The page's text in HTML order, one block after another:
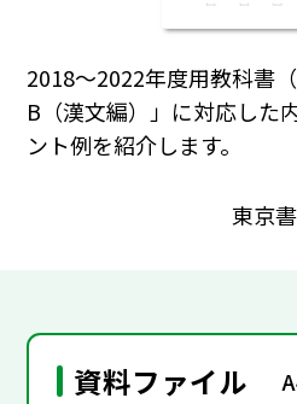
2018～2022年度用教科書
B（漢文編）」に対応した
ント例を紹介します。
東京
資料ファイル